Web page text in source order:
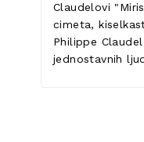
Claudelovi
cimeta,
Philippe
jednostavnih